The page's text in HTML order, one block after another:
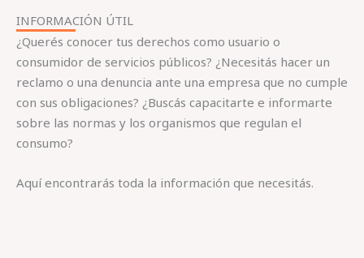
INFORMACIÓN ÚTIL
¿Querés conocer tus derechos como usuario o
consumidor de servicios públicos? ¿Necesitás hacer un
reclamo o una denuncia ante una empresa que no cumple
con sus obligaciones? ¿Buscás capacitarte e informarte
sobre las normas y los organismos que regulan el
consumo?
Aquí encontrarás toda la información que necesitás.